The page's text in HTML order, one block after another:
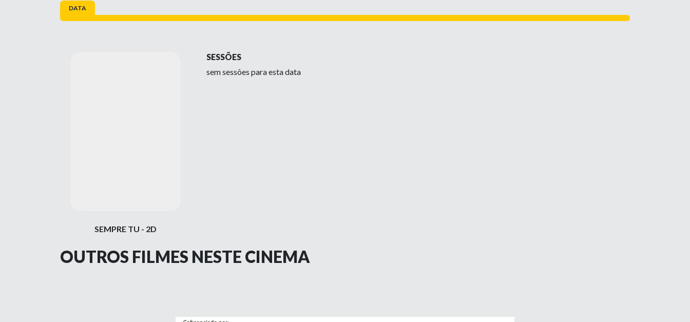
DATA
SEMPRE TU - 2D
SESSÕES
sem sessões para esta data
OUTROS FILMES NESTE CINEMA